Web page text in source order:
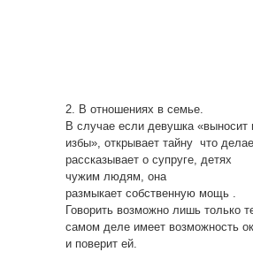
2. В отношениях в семье.
В случае если девушка «выносит
избы», открывает тайну что
рассказывает о супруге, детях
чужим людям, она
размыкает собственную мощь .
Говорить возможно лишь только
самом деле имеет возможность
и поверит ей.